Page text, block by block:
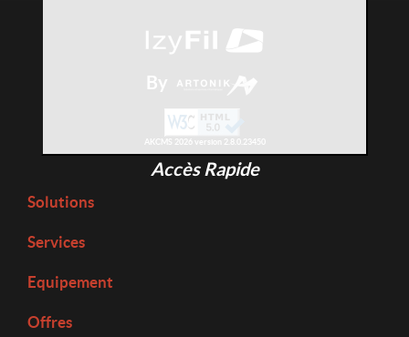
By
AKCMS 2026 version 2.8.0.23450
Accès Rapide
Solutions
Services
Equipement
Offres